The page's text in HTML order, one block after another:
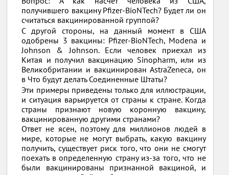
получившего вакцину Pfizer-BioNTech? Будет ли он
считаться вакцинированной группой?
С другой стороны, на данный момент в США
одобрены 3 вакцины: Pfizer-BioNTech, Modena и
Johnson & Johnson. Если человек приехал из
Китая и получил вакцинацию Sinopharm, или из
Великобритании и вакцинирован AstraZeneca, он
в Что будут делать Соединенные Штаты?
Эти примеры приведены только для иллюстрации,
и ситуация варьируется от страны к стране. Когда
страны признают новую коронную вакцину,
вакцинированную другими странами?
Ответ не ясен, поэтому для миллионов людей в
мире, которые не могут выбрать, какую вакцину
получить, существует риск того, что они не смогут
поехать в определенную страну из-за того, что не
были вакцинированы признанной вакциной, и